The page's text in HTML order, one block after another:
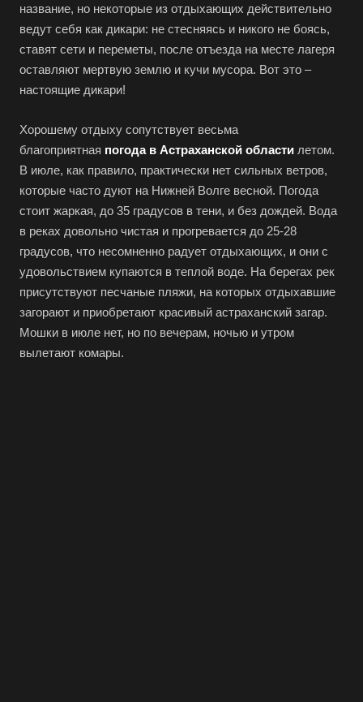
название, но некоторые из отдыхающих действительно
ведут себя как дикари: не стесняясь и никого не боясь,
ставят сети и переметы, после отъезда на месте лагеря
оставляют мертвую землю и кучи мусора. Вот это –
настоящие дикари!
Хорошему отдыху сопутствует весьма
благоприятная погода в Астраханской области летом.
В июле, как правило, практически нет сильных ветров,
которые часто дуют на Нижней Волге весной. Погода
стоит жаркая, до 35 градусов в тени, и без дождей. Вода
в реках довольно чистая и прогревается до 25-28
градусов, что несомненно радует отдыхающих, и они с
удовольствием купаются в теплой воде. На берегах рек
присутствуют песчаные пляжи, на которых отдыхавшие
загорают и приобретают красивый астраханский загар.
Мошки в июле нет, но по вечерам, ночью и утром
вылетают комары.